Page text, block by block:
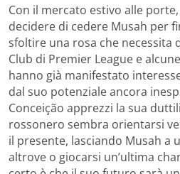
Con il mercato estivo alle
decidere di cedere Musah per
sfoltire una rosa che necessita
Club di Premier League e
hanno già manifestato
dal suo potenziale ancora
Conceição apprezzi la sua
rossonero sembra orientarsi
il presente, lasciando Musah a
altrove o giocarsi un’ultima